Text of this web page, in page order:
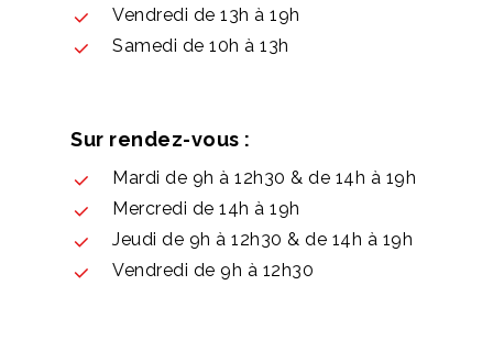
Vendredi de 13h à 19h
Samedi de 10h à 13h
Sur rendez-vous :
Mardi de 9h à 12h30 & de 14h à 19h
Mercredi de 14h à 19h
Jeudi de 9h à 12h30 & de 14h à 19h
Vendredi de 9h à 12h30